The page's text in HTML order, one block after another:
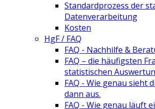
Standardprozess der
Datenverarbeitung
Kosten
HgF / FAQ
FAQ - Nachhilfe &
FAQ – die häufigsten
statistischen
FAQ - Wie genau sieht
dann aus.
FAQ - Wie genau läuft